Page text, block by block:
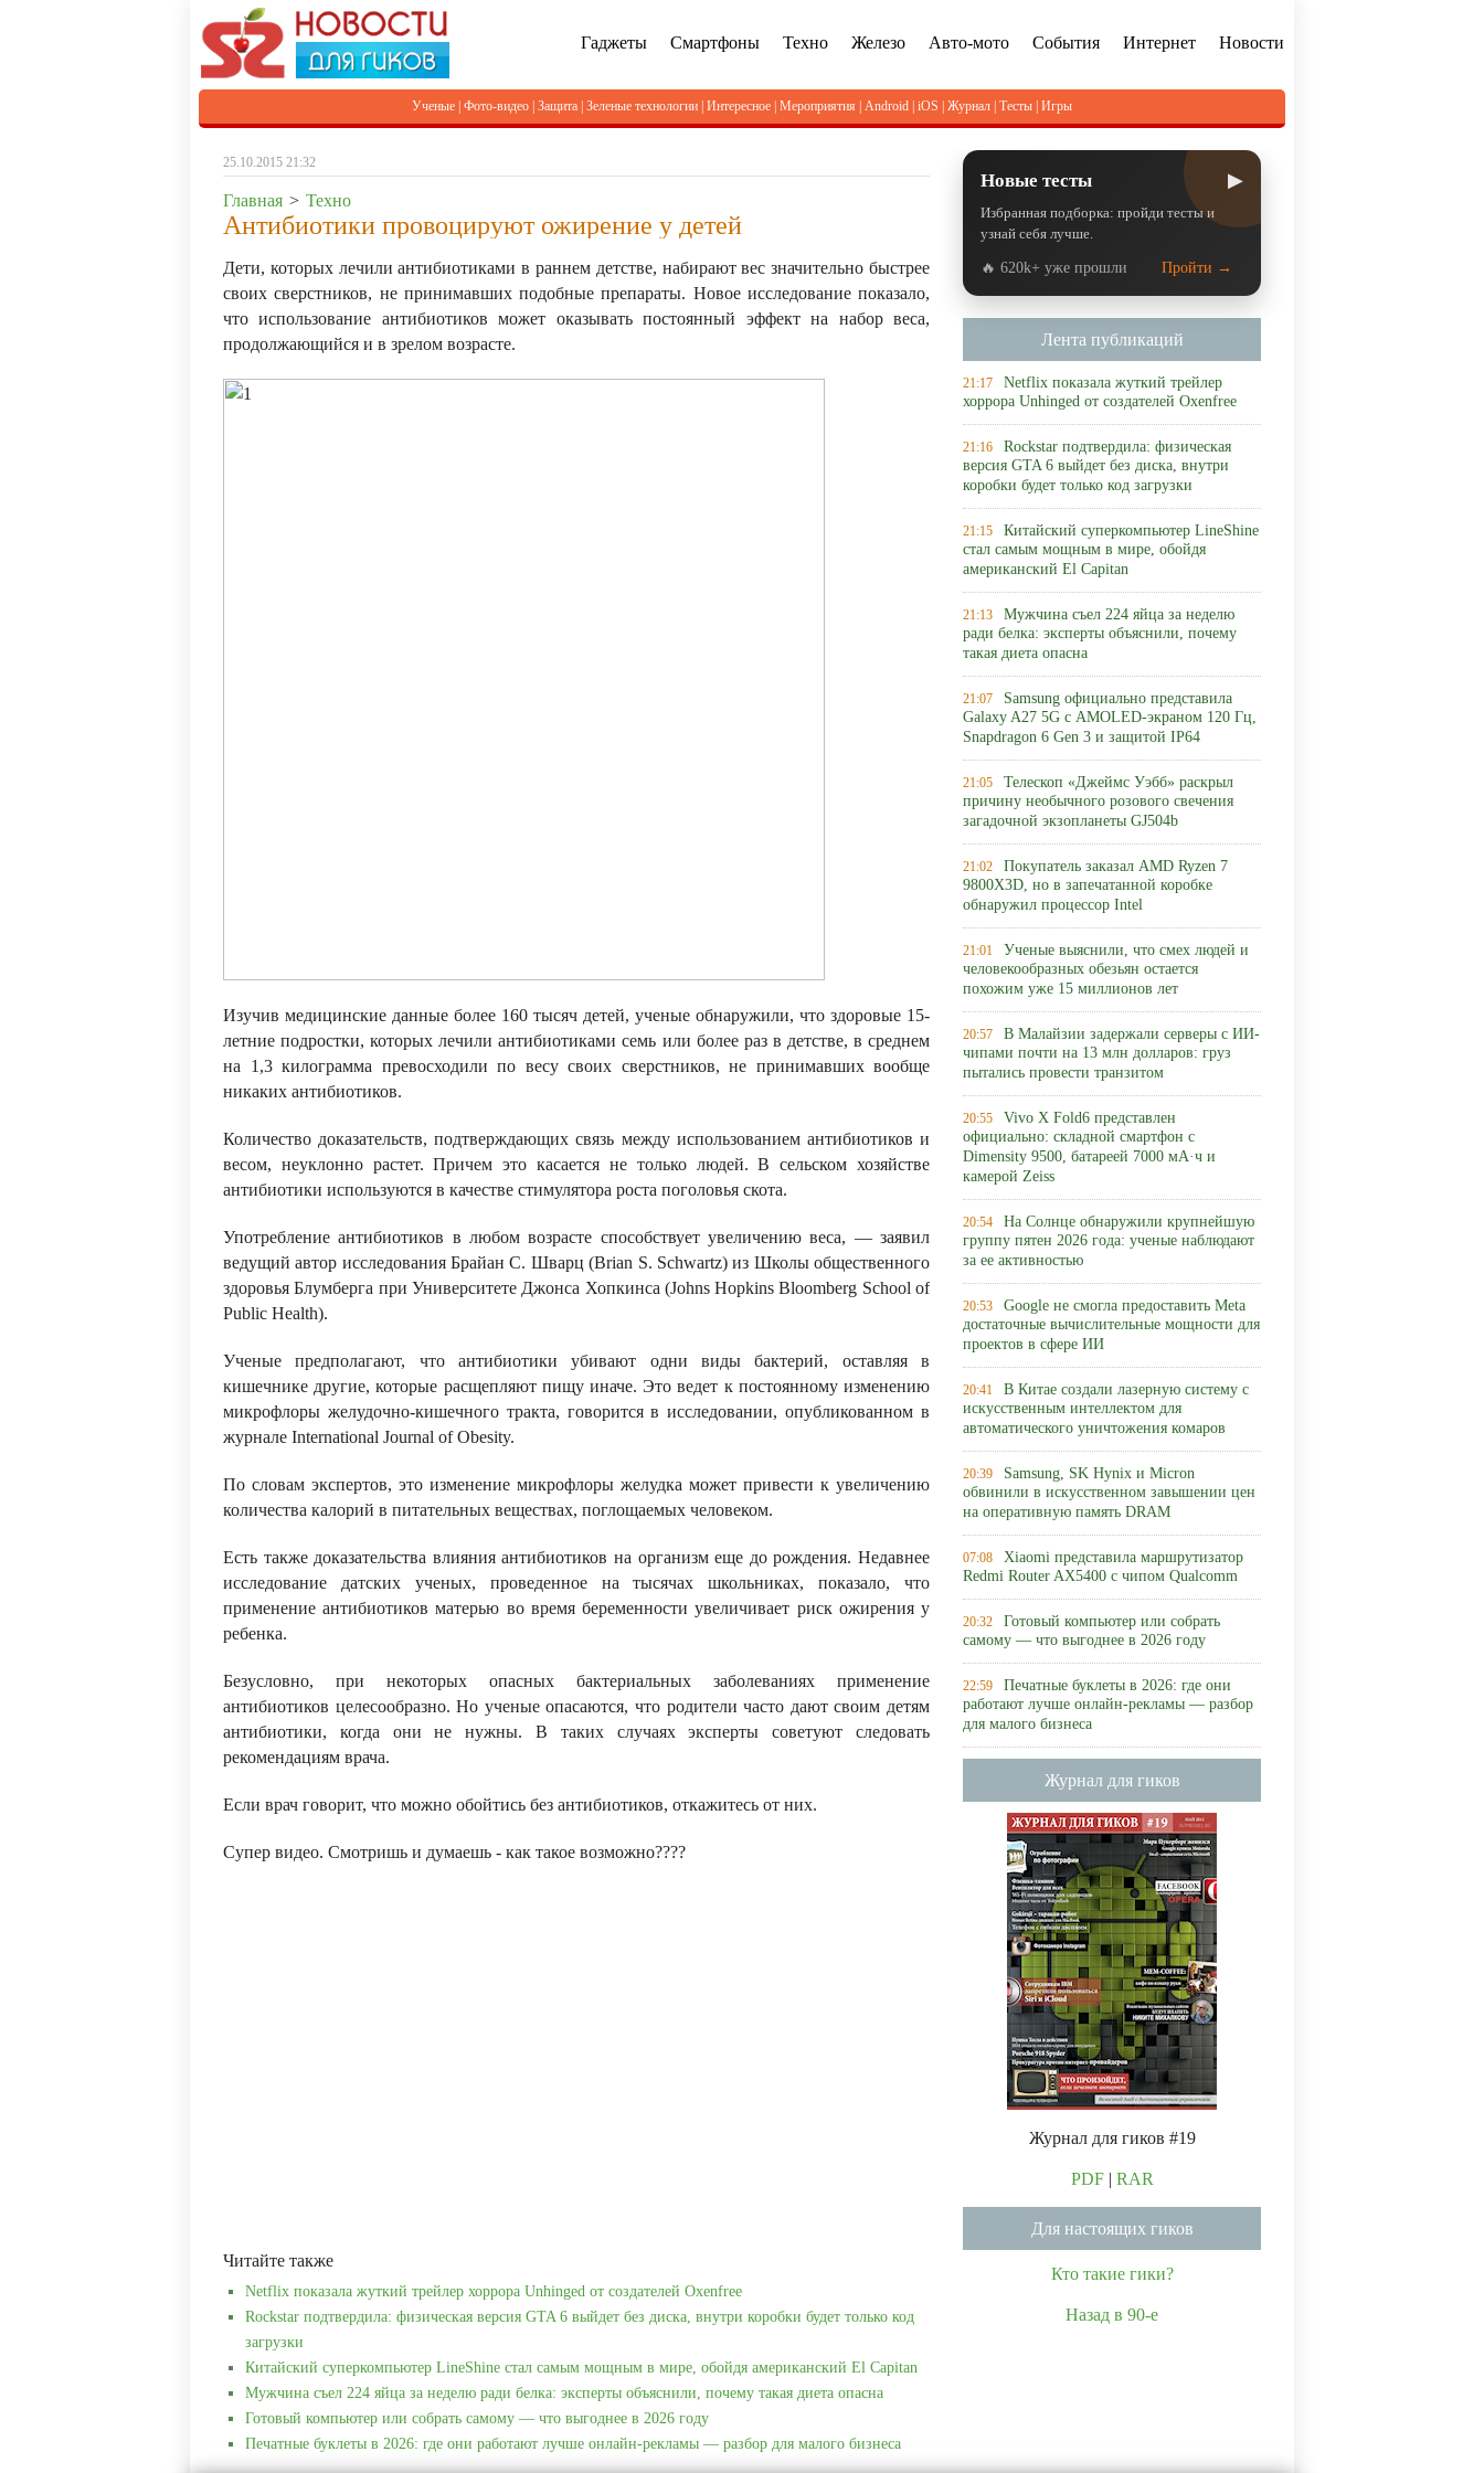
Гаджеты Смартфоны Техно Железо Авто-мото События Интернет Новости
Ученые Фото-видео Защита Зеленые технологии Интересное Мероприятия Android iOS Журнал Тесты Игры
25.10.2015 21:32
Главная > Техно
Антибиотики провоцируют ожирение у детей
Дети, которых лечили антибиотиками в раннем детстве, набирают вес значительно быстрее
своих сверстников, не принимавших подобные препараты. Новое исследование показало,
что использование антибиотиков может оказывать постоянный эффект на набор веса,
продолжающийся и в зрелом возрасте.
Изучив медицинские данные более 160 тысяч детей, ученые обнаружили, что здоровые 15-
летние подростки, которых лечили антибиотиками семь или более раз в детстве, в среднем
на 1,3 килограмма превосходили по весу своих сверстников, не принимавших вообще
никаких антибиотиков.
Количество доказательств, подтверждающих связь между использованием антибиотиков и
весом, неуклонно растет. Причем это касается не только людей. В сельском хозяйстве
антибиотики используются в качестве стимулятора роста поголовья скота.
Употребление антибиотиков в любом возрасте способствует увеличению веса, — заявил
ведущий автор исследования Брайан С. Шварц (Brian S. Schwartz) из Школы общественного
здоровья Блумберга при Университете Джонса Хопкинса (Johns Hopkins Bloomberg School of
Public Health).
Ученые предполагают, что антибиотики убивают одни виды бактерий, оставляя в
кишечнике другие, которые расщепляют пищу иначе. Это ведет к постоянному изменению
микрофлоры желудочно-кишечного тракта, говорится в исследовании, опубликованном в
журнале International Journal of Obesity.
По словам экспертов, это изменение микрофлоры желудка может привести к увеличению
количества калорий в питательных веществах, поглощаемых человеком.
Есть также доказательства влияния антибиотиков на организм еще до рождения. Недавнее
исследование датских ученых, проведенное на тысячах школьниках, показало, что
применение антибиотиков матерью во время беременности увеличивает риск ожирения у
ребенка.
Безусловно, при некоторых опасных бактериальных заболеваниях применение
антибиотиков целесообразно. Но ученые опасаются, что родители часто дают своим детям
антибиотики, когда они не нужны. В таких случаях эксперты советуют следовать
рекомендациям врача.
Если врач говорит, что можно обойтись без антибиотиков, откажитесь от них.
Супер видео. Смотришь и думаешь - как такое возможно????
Читайте также
Netflix показала жуткий трейлер хоррора Unhinged от создателей Oxenfree
Rockstar подтвердила: физическая версия GTA 6 выйдет без диска, внутри коробки будет только код
загрузки
Китайский суперкомпьютер LineShine стал самым мощным в мире, обойдя американский El Capitan
Мужчина съел 224 яйца за неделю ради белка: эксперты объяснили, почему такая диета опасна
Готовый компьютер или собрать самому — что выгоднее в 2026 году
Печатные буклеты в 2026: где они работают лучше онлайн-рекламы — разбор для малого бизнеса
Новые тесты ▶
Избранная подборка: пройди тесты и
узнай себя лучше.
🔥 620k+ уже прошли Пройти →
Лента публикаций
21:17 Netflix показала жуткий трейлер
хоррора Unhinged от создателей Oxenfree
21:16 Rockstar подтвердила: физическая
версия GTA 6 выйдет без диска, внутри
коробки будет только код загрузки
21:15 Китайский суперкомпьютер LineShine
стал самым мощным в мире, обойдя
американский El Capitan
21:13 Мужчина съел 224 яйца за неделю
ради белка: эксперты объяснили, почему
такая диета опасна
21:07 Samsung официально представила
Galaxy A27 5G с AMOLED-экраном 120 Гц,
Snapdragon 6 Gen 3 и защитой IP64
21:05 Телескоп «Джеймс Уэбб» раскрыл
причину необычного розового свечения
загадочной экзопланеты GJ504b
21:02 Покупатель заказал AMD Ryzen 7
9800X3D, но в запечатанной коробке
обнаружил процессор Intel
21:01 Ученые выяснили, что смех людей и
человекообразных обезьян остается
похожим уже 15 миллионов лет
20:57 В Малайзии задержали серверы с ИИ-
чипами почти на 13 млн долларов: груз
пытались провести транзитом
20:55 Vivo X Fold6 представлен
официально: складной смартфон с
Dimensity 9500, батареей 7000 мА·ч и
камерой Zeiss
20:54 На Солнце обнаружили крупнейшую
группу пятен 2026 года: ученые наблюдают
за ее активностью
20:53 Google не смогла предоставить Meta
достаточные вычислительные мощности для
проектов в сфере ИИ
20:41 В Китае создали лазерную систему с
искусственным интеллектом для
автоматического уничтожения комаров
20:39 Samsung, SK Hynix и Micron
обвинили в искусственном завышении цен
на оперативную память DRAM
07:08 Xiaomi представила маршрутизатор
Redmi Router AX5400 с чипом Qualcomm
20:32 Готовый компьютер или собрать
самому — что выгоднее в 2026 году
22:59 Печатные буклеты в 2026: где они
работают лучше онлайн-рекламы — разбор
для малого бизнеса
Журнал для гиков
Журнал для гиков #19
PDF| RAR
Для настоящих гиков
Кто такие гики?
Назад в 90-е